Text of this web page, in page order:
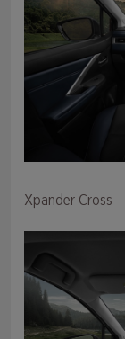
Xpander Cross